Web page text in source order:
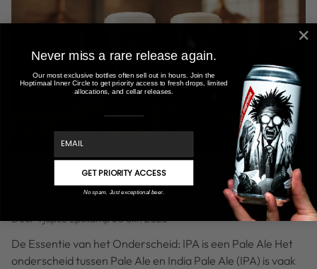
Pale Ale vs. IPA: De Ultieme Gids
voor de verschillen en geschiedenis
Door Tjapco Epskamp30 okt. 2025
De Essentie van het Onderscheid: IPA is een Pale Ale Het
onderscheid tussen Pale Ale en India Pale Ale (IPA) is vaak
Never miss a rare release again.
Our most exclusive bottles often sell out in hours. Join the
Hoptimaal Inner Circle to get priority access to fresh drops, limited
allocations, and cellar releases.
GET PRIORITY ACCESS
No spam. Just exceptional beer.